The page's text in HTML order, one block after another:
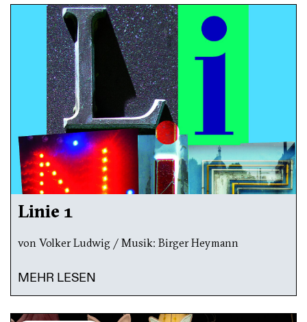
Linie 1
von Volker Ludwig / Musik: Birger Heymann
MEHR LESEN